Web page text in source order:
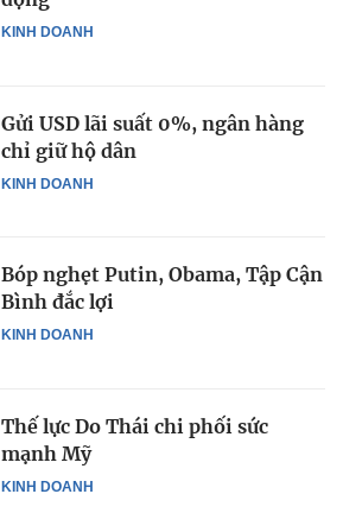
KINH DOANH
KINH DOANH
Gửi USD lãi suất 0%, ngân hàng
chỉ giữ hộ dân
KINH DOANH
Bóp nghẹt Putin, Obama, Tập Cận
Bình đắc lợi
KINH DOANH
Thế lực Do Thái chi phối sức
mạnh Mỹ